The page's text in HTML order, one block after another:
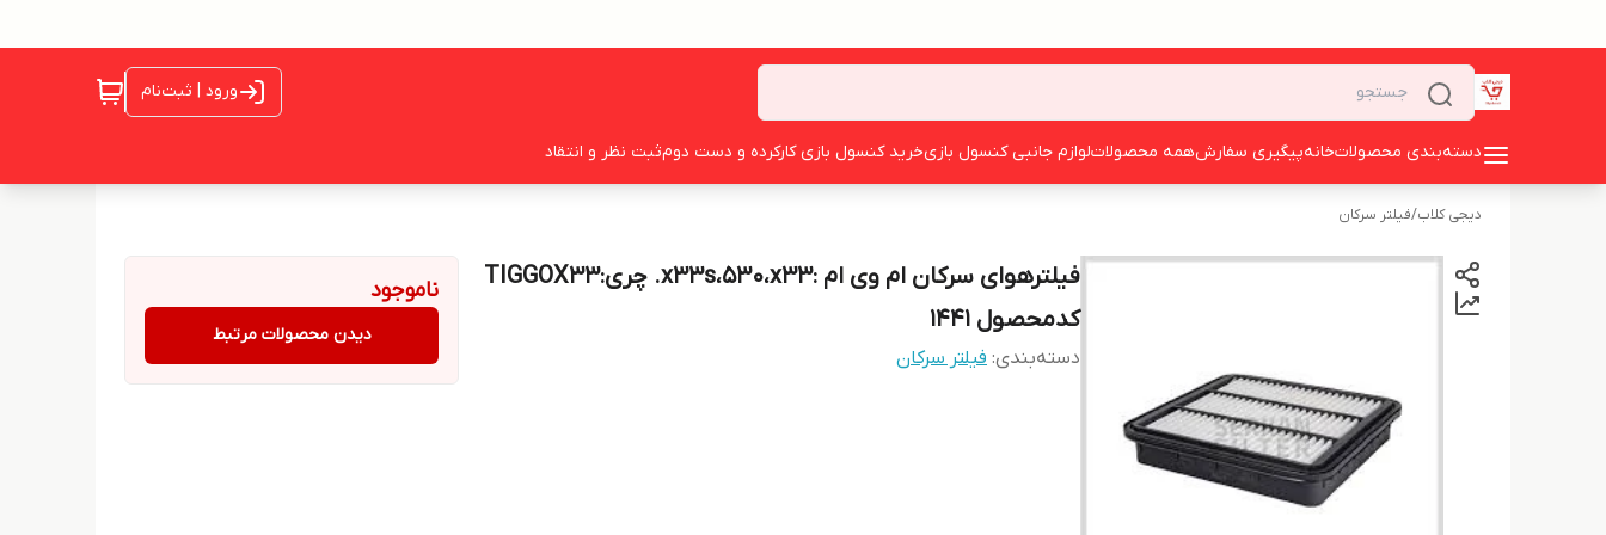
ورود | ثبت‌نام
دسته‌بندی محصولاتخانهپیگیری سفارشهمه محصولاتلوازم جانبی کنسول بازیخرید کنسول بازی کارکرده و دست دومثبت نظر و انتقاد
دیجی کلاب/فیلتر سرکان
فیلترهوای سرکان ام وی ام :x33s،530،x33. چری:TIGGOX33
کدمحصول 1441
دسته‌بندی: فیلتر سرکان
ناموجود
دیدن محصولات مرتبط